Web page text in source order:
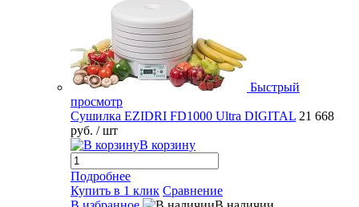
Быстрый
просмотр
Сушилка EZIDRI FD1000 Ultra DIGITAL 21 668
руб. / шт
В корзину
Подробнее
Купить в 1 клик Сравнение